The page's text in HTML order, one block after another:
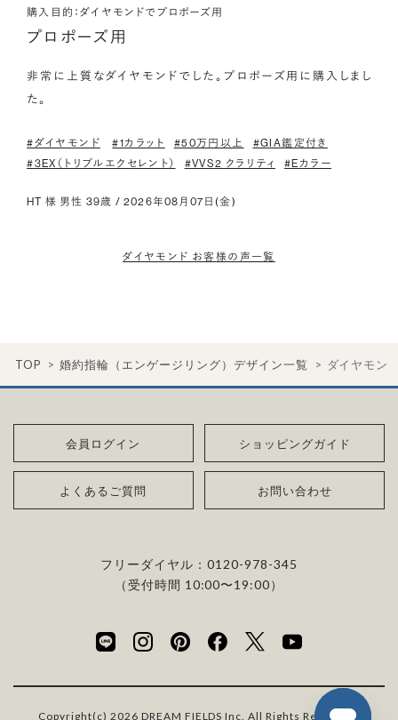
購入目的：ダイヤモンドでプロポーズ用
プロポーズ用
非常に上質なダイヤモンドでした。プロポーズ用に購入しまし
た。
#ダイヤモンド #1カラット #50万円以上
#GIA鑑定付き
#3EX（トリプルエクセレント）
#VVS2 クラリティ #Eカラー
HT 様 男性 39歳 / 2026年08月07日(金)
ダイヤモンド お客様の声一覧
TOP 婚約指輪（エンゲージリング）デザイン一覧 ダイヤモン
会員ログイン ショッピングガイド
よくあるご質問 お問い合わせ
フリーダイヤル：0120-978-345
（受付時間 10:00〜19:00）
Copyright(c) 2026 DREAM FIELDS Inc. All Rights Reserved.